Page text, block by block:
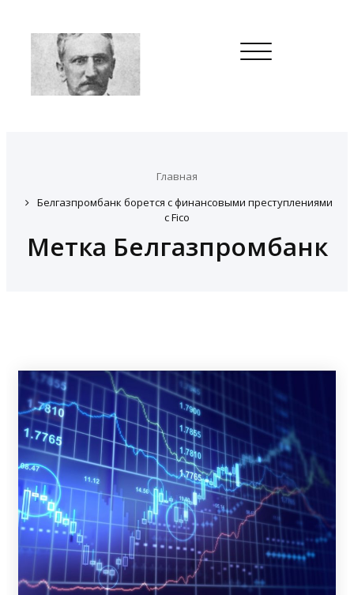
Toggle
navigation
Главная
Белгазпромбанк борется с финансовыми преступлениями
с Fico
Метка Белгазпромбанк